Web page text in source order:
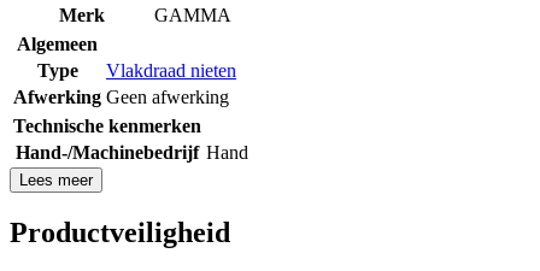
Merk
GAMMA
Algemeen
Type
Vlakdraad nieten
Afwerking Geen afwerking
Technische kenmerken
Hand-/Machinebedrijf Hand
Lees meer
Productveiligheid